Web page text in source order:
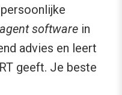
software in
advies en leert
geeft. Je beste